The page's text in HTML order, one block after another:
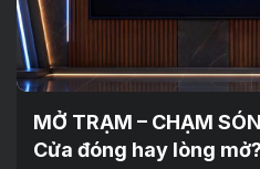
MỞ TRẠM – CHẠM
Cửa đóng hay lòng mở?